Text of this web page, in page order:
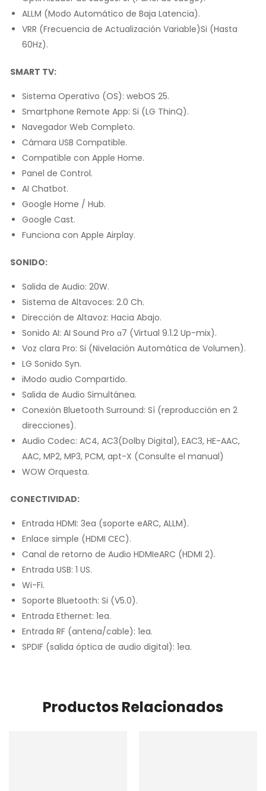
ALLM (Modo Automático de Baja Latencia).
VRR (Frecuencia de Actualización Variable)Si (Hasta
60Hz).
SMART TV:
Sistema Operativo (OS): webOS 25.
Smartphone Remote App: Si (LG ThinQ).
Navegador Web Completo.
Cámara USB Compatible.
Compatible con Apple Home.
Panel de Control.
AI Chatbot.
Google Home / Hub.
Google Cast.
Funciona con Apple Airplay.
SONIDO:
Salida de Audio: 20W.
Sistema de Altavoces: 2.0 Ch.
Dirección de Altavoz: Hacia Abajo.
Sonido AI: AI Sound Pro α7 (Virtual 9.1.2 Up-mix).
Voz clara Pro: Si (Nivelación Automática de Volumen).
LG Sonido Syn.
iModo audio Compartido.
Salida de Audio Simultánea.
Conexión Bluetooth Surround: Sí (reproducción en 2
direcciones).
Audio Codec: AC4, AC3(Dolby Digital), EAC3, HE-AAC,
AAC, MP2, MP3, PCM, apt-X (Consulte el manual)
WOW Orquesta.
CONECTIVIDAD:
Entrada HDMI: 3ea (soporte eARC, ALLM).
Enlace simple (HDMI CEC).
Canal de retorno de Audio HDMIeARC (HDMI 2).
Entrada USB: 1 US.
Wi-Fi.
Soporte Bluetooth: Si (V5.0).
Entrada Ethernet: 1ea.
Entrada RF (antena/cable): 1ea.
SPDIF (salida óptica de audio digital): 1ea.
Productos Relacionados